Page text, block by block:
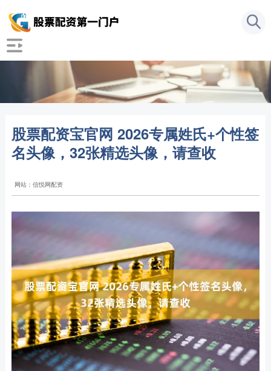
股票配资宝官网 2026专属姓氏+个性签
名头像，32张精选头像，请查收
网站：信悦网配资